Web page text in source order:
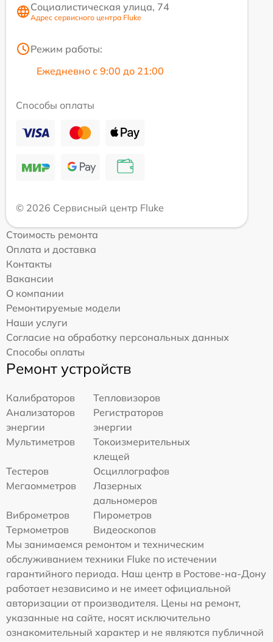
Социалистическая улица, 74
Адрес сервисного центра Fluke
Режим работы:
Ежедневно с 9:00 до 21:00
Способы оплаты
© 2026 Сервисный центр Fluke
Стоимость ремонта
Оплата и доставка
Контакты
Вакансии
О компании
Ремонтируемые модели
Наши услуги
Согласие на обработку персональных данных
Способы оплаты
Ремонт устройств
Калибраторов
Тепловизоров
Анализаторов
энергии
Регистраторов
энергии
Мультиметров
Токоизмерительных
клещей
Тестеров
Осциллографов
Мегаомметров
Лазерных
дальномеров
Виброметров
Пирометров
Термометров
Видеоскопов
Мы занимаемся ремонтом и техническим
обслуживанием техники Fluke по истечении
гарантийного периода. Наш центр в Ростове-на-Дону
работает независимо и не имеет официальной
авторизации от производителя. Цены на ремонт,
указанные на сайте, носят исключительно
ознакомительный характер и не являются публичной